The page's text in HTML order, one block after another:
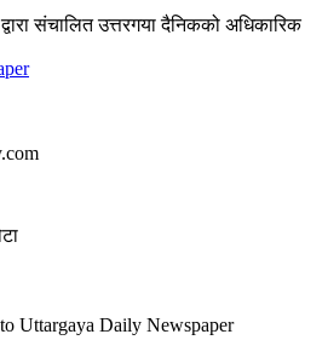
संचालित उत्तरगया दैनिकको अधिकारिक
Uttargaya Daily Newspaper